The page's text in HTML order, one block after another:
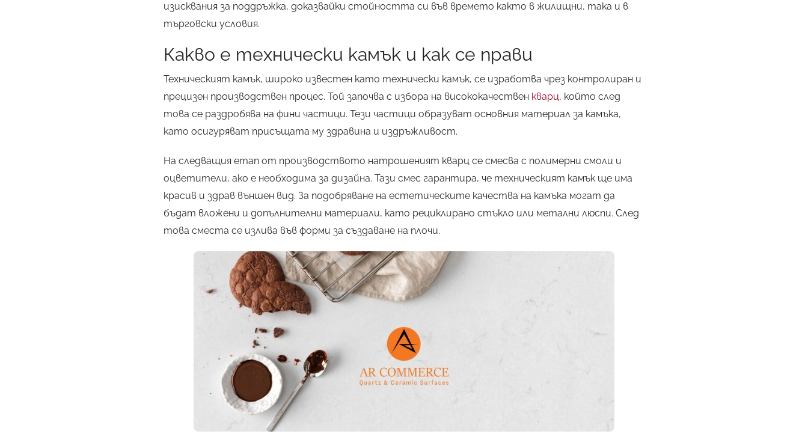
изисквания за поддръжка, доказвайки стойността си във времето както в жилищни, така и в
търговски условия.
Какво е технически камък и как се прави
Техническият камък, широко известен като технически камък, се изработва чрез контролиран и
прецизен производствен процес. Той започва с избора на висококачествен кварц, който след
това се раздробява на фини частици. Тези частици образуват основния материал за камъка,
като осигуряват присъщата му здравина и издръжливост.
На следващия етап от производството натрошеният кварц се смесва с полимерни смоли и
оцветители, ако е необходима за дизайна. Тази смес гарантира, че техническият камък ще има
красив и здрав външен вид. За подобряване на естетическите качества на камъка могат да
бъдат вложени и допълнителни материали, като рециклирано стъкло или метални люспи. След
това сместа се излива във форми за създаване на плочи.